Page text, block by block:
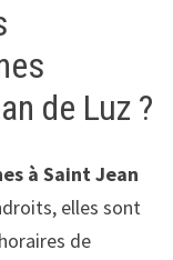
de Luz ?
à Saint Jean
elles sont
de